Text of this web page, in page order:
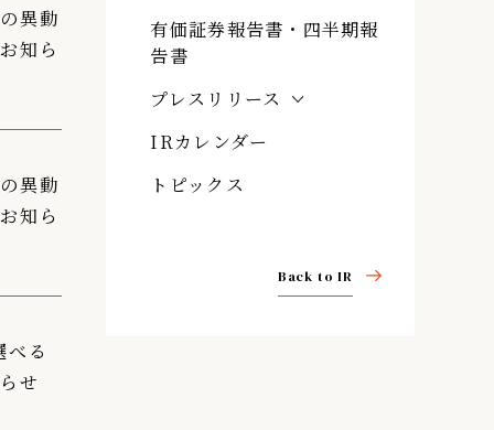
異動
知ら
異動
知ら
る
せ
有価証券報告書・四半期報
告書
プレスリリース
IRカレンダー
トピックス
Back to IR